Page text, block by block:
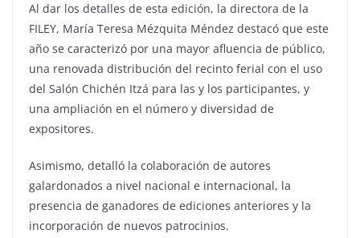
Al dar los detalles de esta edición, la directora de la
FILEY, María Teresa Mézquita Méndez destacó que este
año se caracterizó por una mayor afluencia de público,
una renovada distribución del recinto ferial con el uso
del Salón Chichén Itzá para las y los participantes, y
una ampliación en el número y diversidad de
expositores.
Asimismo, detalló la colaboración de autores
galardonados a nivel nacional e internacional, la
presencia de ganadores de ediciones anteriores y la
incorporación de nuevos patrocinios.